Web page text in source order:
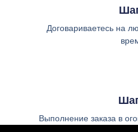
Договариваетесь на
Выполнение заказа в